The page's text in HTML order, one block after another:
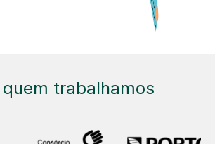
quem trabalhamos